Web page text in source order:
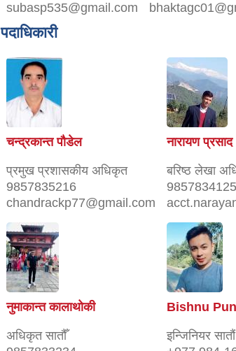
subasp535@gmail.com
पदाधिकारी
चन्द्रकान्त पौडेल
प्रमुख प्रशासकीय अधिकृत
9857835216
chandrackp77@gmail.com
नारायण प्रसाद
बरिष्ठ लेखा
9857834125
नुमाकान्त कालाथोकी
अधिकृत सातौँ
Bishnu Pun
इन्जिनियर सातौं